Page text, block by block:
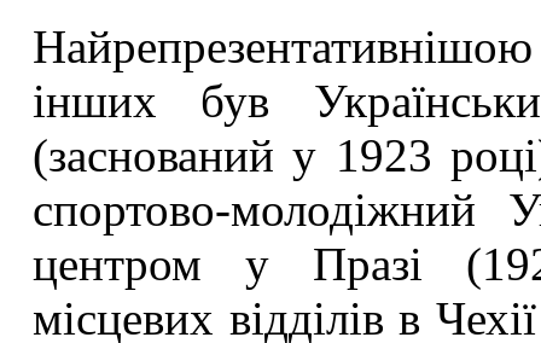
інших був
(заснований у 1923
спортово-молодіжний
центром у Празі
місцевих відділів в